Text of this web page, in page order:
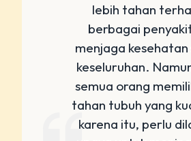
lebih tahan
berbagai
menjaga
keseluruhan.
semua orang
tahan tubuh yang
karena itu, perlu